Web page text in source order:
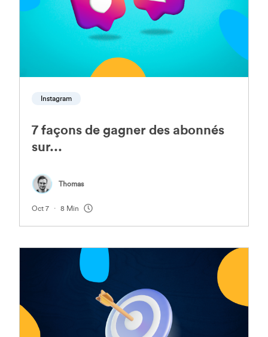
Instagram
7 façons de gagner des abonnés
sur...
Thomas
Oct 7 8 Min